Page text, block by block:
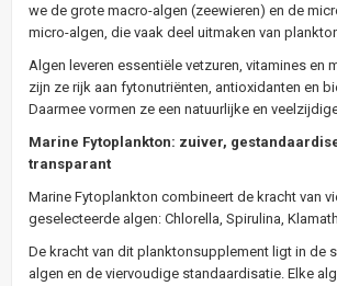
we de grote macro-algen (zeewieren) en de
micro-algen, die vaak deel uitmaken van
Algen leveren essentiële vetzuren, vitamines en
zijn ze rijk aan fytonutriënten, antioxidanten en
Daarmee vormen ze een natuurlijke en
Marine Fytoplankton: zuiver,
transparant
Marine Fytoplankton combineert de kracht van
geselecteerde algen: Chlorella, Spirulina,
De kracht van dit planktonsupplement ligt in de
algen en de viervoudige standaardisatie. Elke